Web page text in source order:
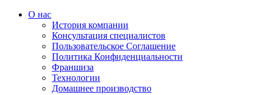
О нас
История компании
Консультация специалистов
Пользовательское Соглашение
Политика Конфиденциальности
Франшиза
Технологии
Домашнее производство